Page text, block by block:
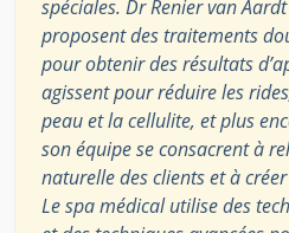
spéciales. Dr Renier van
proposent des traitements
pour obtenir des résultats
agissent pour réduire les
peau et la cellulite, et plus
son équipe se consacrent à
naturelle des clients et à
Le spa médical utilise des